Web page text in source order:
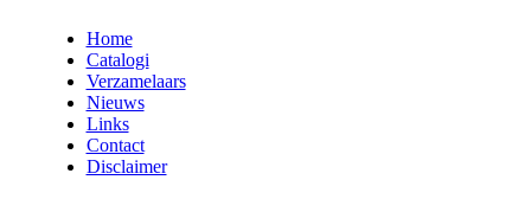
Home
Catalogi
Verzamelaars
Nieuws
Links
Contact
Disclaimer